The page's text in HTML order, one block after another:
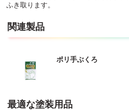
ふき取ります。
関連製品
ポリ手ぶくろ
最適な塗装用品